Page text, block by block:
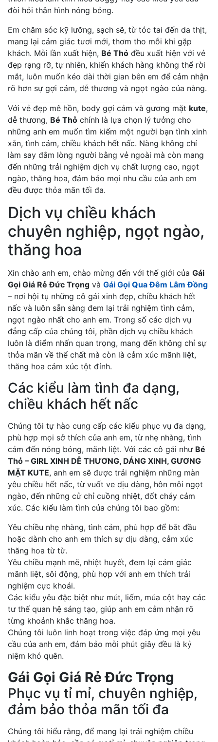
đòi hỏi thân hình nóng bỏng.
Em chăm sóc kỹ lưỡng, sạch sẽ, từ tóc tai đến da thịt,
mang lại cảm giác tươi mới, thơm tho mỗi khi gặp
khách. Mỗi lần xuất hiện, Bé Thỏ đều xuất hiện với vẻ
đẹp rạng rỡ, tự nhiên, khiến khách hàng không thể rời
mắt, luôn muốn kéo dài thời gian bên em để cảm nhận
rõ hơn sự gợi cảm, dễ thương và ngọt ngào của nàng.
Với vẻ đẹp mê hồn, body gợi cảm và gương mặt kute,
dễ thương, Bé Thỏ chính là lựa chọn lý tưởng cho
những anh em muốn tìm kiếm một người bạn tình xinh
xắn, tình cảm, chiều khách hết nấc. Nàng không chỉ
làm say đắm lòng người bằng vẻ ngoài mà còn mang
đến những trải nghiệm dịch vụ chất lượng cao, ngọt
ngào, thăng hoa, đảm bảo mọi nhu cầu của anh em
đều được thỏa mãn tối đa.
Dịch vụ chiều khách
chuyên nghiệp, ngọt ngào,
thăng hoa
Xin chào anh em, chào mừng đến với thế giới của Gái
Gọi Giá Rẻ Đức Trọng và Gái Gọi Qua Đêm Lâm Đồng
– nơi hội tụ những cô gái xinh đẹp, chiều khách hết
nấc và luôn sẵn sàng đem lại trải nghiệm tình cảm,
ngọt ngào nhất cho anh em. Trong số các dịch vụ
đẳng cấp của chúng tôi, phần dịch vụ chiều khách
luôn là điểm nhấn quan trọng, mang đến không chỉ sự
thỏa mãn về thể chất mà còn là cảm xúc mãnh liệt,
thăng hoa cảm xúc tột đỉnh.
Các kiểu làm tình đa dạng,
chiều khách hết nấc
Chúng tôi tự hào cung cấp các kiểu phục vụ đa dạng,
phù hợp mọi sở thích của anh em, từ nhẹ nhàng, tình
cảm đến nóng bỏng, mãnh liệt. Với các cô gái như Bé
Thỏ – GIRL XINH DỄ THƯƠNG, DÁNG XINH, GƯƠNG
MẶT KUTE, anh em sẽ được trải nghiệm những màn
yêu chiều hết nấc, từ vuốt ve dịu dàng, hôn môi ngọt
ngào, đến những cử chỉ cuồng nhiệt, đốt cháy cảm
xúc. Các kiểu làm tình của chúng tôi bao gồm:
Yêu chiều nhẹ nhàng, tình cảm, phù hợp để bắt đầu
hoặc dành cho anh em thích sự dịu dàng, cảm xúc
thăng hoa từ từ.
Yêu chiều mạnh mẽ, nhiệt huyết, đem lại cảm giác
mãnh liệt, sôi động, phù hợp với anh em thích trải
nghiệm cực khoái.
Các kiểu yêu đặc biệt như mút, liếm, múa cột hay các
tư thế quan hệ sáng tạo, giúp anh em cảm nhận rõ
từng khoảnh khắc thăng hoa.
Chúng tôi luôn linh hoạt trong việc đáp ứng mọi yêu
cầu của anh em, đảm bảo mỗi phút giây đều là kỷ
niệm khó quên.
Gái Gọi Giá Rẻ Đức Trọng
Phục vụ tỉ mỉ, chuyên nghiệp,
đảm bảo thỏa mãn tối đa
Chúng tôi hiểu rằng, để mang lại trải nghiệm chiều